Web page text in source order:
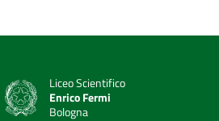
Liceo Scientifico
Enrico Fermi
Bologna